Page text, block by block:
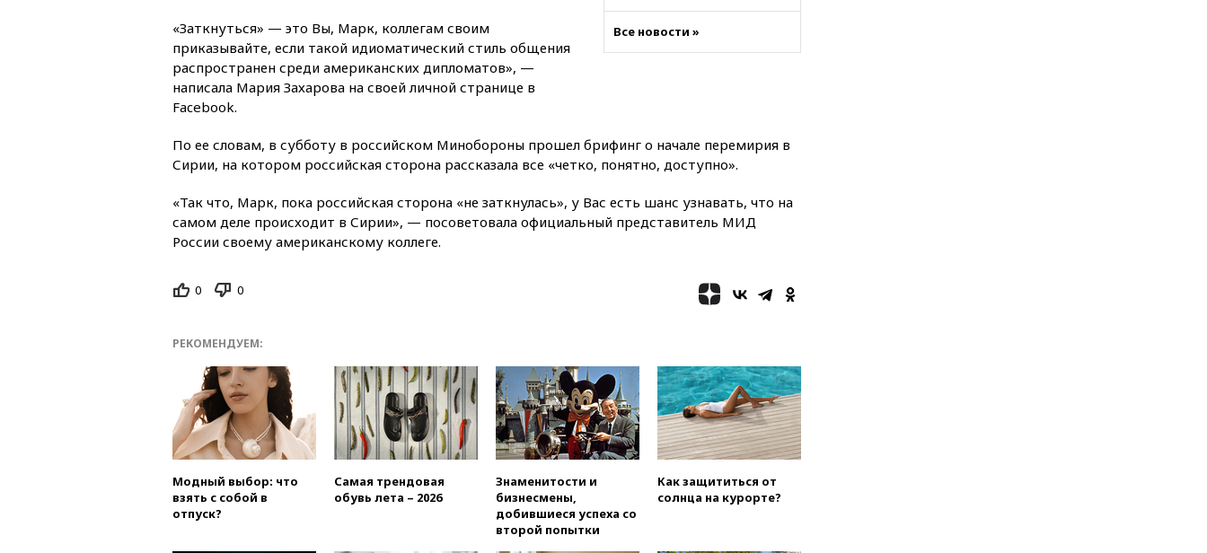
продлил контракт с «Реалом»
до 2032 года
вчера, 22:20
гвардейскую десантно-
штурмовую дивизию
Путин заслушал
доклад о ситуации на
признала нежелательным в
РФ американский Human
отменяет часть рейсов в Сочи
и Геленджик
вчера, 21:25Руслан Терновой
выиграл золото чемпионата
Европы в прыжках с 10-
метровой вышки
вчера, 21:10 РФ не получала
обращений о прекращении
концессии строительства ж/д
Все новости »
«Заткнуться» — это Вы, Марк, коллегам своим
приказывайте, если такой идиоматический стиль общения
распространен среди американских дипломатов», —
написала Мария Захарова на своей личной странице в
Facebook.
По ее словам, в субботу в российском Минобороны прошел брифинг о начале перемирия в
Сирии, на котором российская сторона рассказала все «четко, понятно, доступно».
«Так что, Марк, пока российская сторона «не заткнулась», у Вас есть шанс узнавать, что на
самом деле происходит в Сирии», — посоветовала официальный представитель МИД
России своему американскому коллеге.
0 0
РЕКОМЕНДУЕМ:
Модный выбор: что
взять с собой в
отпуск?
Самая трендовая
обувь лета – 2026
Знаменитости и
бизнесмены,
добившиеся успеха со
второй попытки
Как защититься от
солнца на курорте?